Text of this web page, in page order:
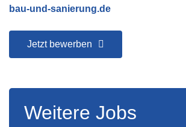
bau-und-sanierung.de
Jetzt bewerben
Weitere Jobs